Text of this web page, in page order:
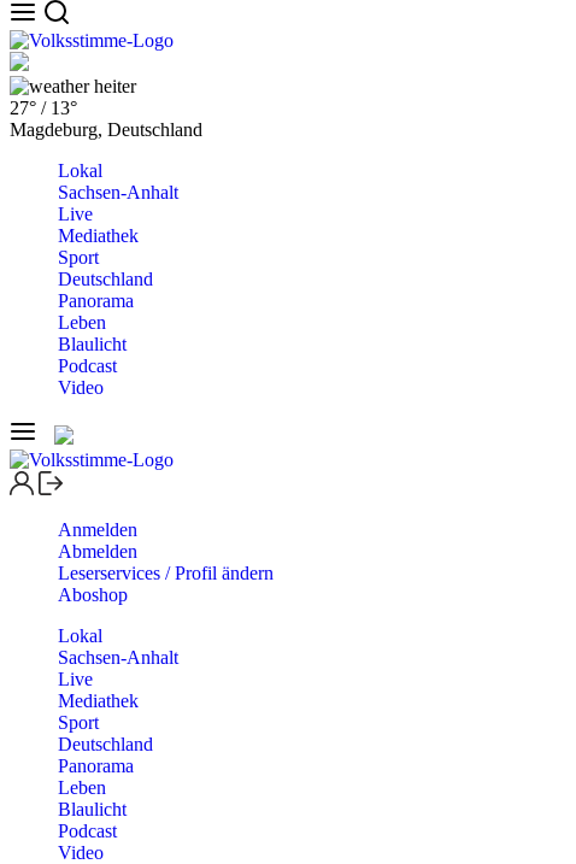
heiter
27° / 13°
Magdeburg, Deutschland
Lokal
Sachsen-Anhalt
Live
Mediathek
Sport
Deutschland
Panorama
Leben
Blaulicht
Podcast
Video
Anmelden
Abmelden
Leserservices / Profil ändern
Aboshop
Lokal
Sachsen-Anhalt
Live
Mediathek
Sport
Deutschland
Panorama
Leben
Blaulicht
Podcast
Video